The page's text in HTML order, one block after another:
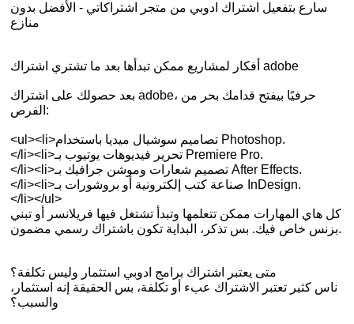
سارع بتفعيل اشتراك ادوبي من متجر اشتراكاتي - الأفضل بدون
منازع
أفكار لمشاريع ممكن تبدأها بعد ما تشتري اشتراك adobe
بعد حصولك على اشتراك adobe، حرفيًا بيفتح قدامك بحر من
الفرص:
<ul><li>تصاميم سوشيال ميديا باستخدام Photoshop.
</li><li>تحرير فيديوهات يوتيوب بـ Premiere Pro.
</li><li>تصميم شعارات وموشن جرافيك بـ After Effects.
</li><li>صناعة كتب إلكترونية أو بروشورات بـ InDesign.
</li></ul>
كل هاي المهارات ممكن تتعلمها وتبدأ تشتغل فيها فريلانسر أو تبني
بزنس خاص فيك. بس تذكر، البداية تكون باشتراك رسمي مضمون.
متى يعتبر اشتراك برامج ادوبي استثمار وليس تكلفة؟
ناس كثير تعتبر الاشتراك عبء أو تكلفة، بس الحقيقة إنه استثمار،
والسبب؟